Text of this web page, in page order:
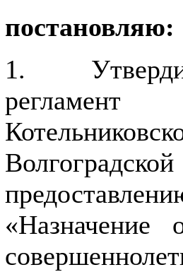
постановляю:
1.
«Назначение